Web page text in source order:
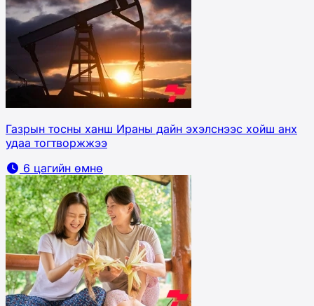
Газрын тосны ханш Ираны дайн эхэлснээс хойш анх
удаа тогтворжжээ
6 цагийн өмнө